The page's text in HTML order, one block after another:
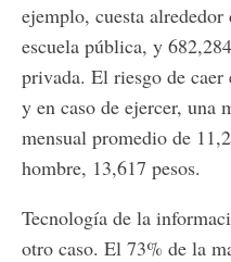
ejemplo, cuesta alrededor
escuela pública, y
privada. El riesgo de caer
y en caso de ejercer, una
mensual promedio de
hombre, 13,617 pesos.
Tecnología de la
otro caso. El 73% de la